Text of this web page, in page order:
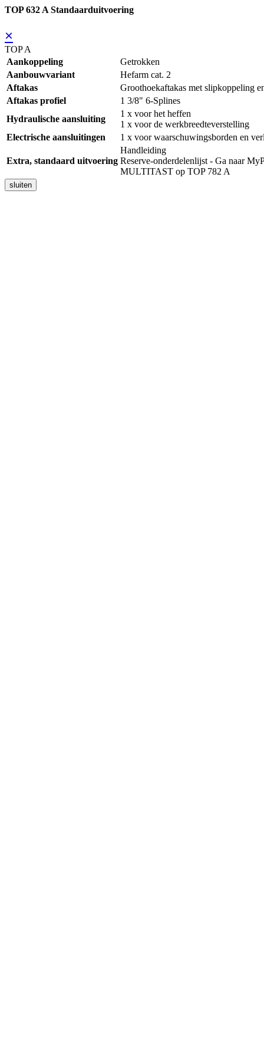
TOP 632 A Standaarduitvoering
×
TOP A
Aankoppeling
Getrokken
Aanbouwvariant
Hefarm cat. 2
Aftakas
Groothoekaftakas met slipkoppeling
Aftakas profiel
1 3/8" 6-Splines
Hydraulische aansluiting
1 x voor het heffen
1 x voor de werkbreedteverstelling
Electrische aansluitingen
1 x voor waarschuwingsborden en
Extra, standaard uitvoering
Handleiding
Reserve-onderdelenlijst - Ga naar
MULTITAST op TOP 782 A
sluiten